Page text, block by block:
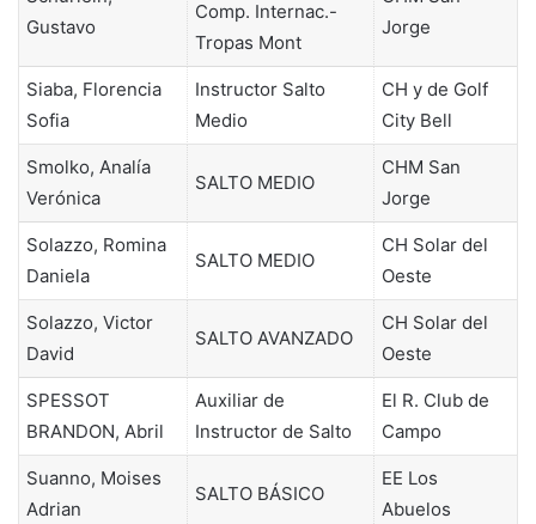
Gustavo
Comp. Internac.-
Tropas Mont
Jorge
Siaba, Florencia
Sofia
Instructor Salto
Medio
CH y de Golf
City Bell
Smolko, Analía
Verónica
SALTO MEDIO
CHM San
Jorge
Solazzo, Romina
Daniela
SALTO MEDIO
CH Solar del
Oeste
Solazzo, Victor
David
SALTO AVANZADO
CH Solar del
Oeste
SPESSOT
BRANDON, Abril
Auxiliar de
Instructor de Salto
El R. Club de
Campo
Suanno, Moises
Adrian
SALTO BÁSICO
EE Los
Abuelos